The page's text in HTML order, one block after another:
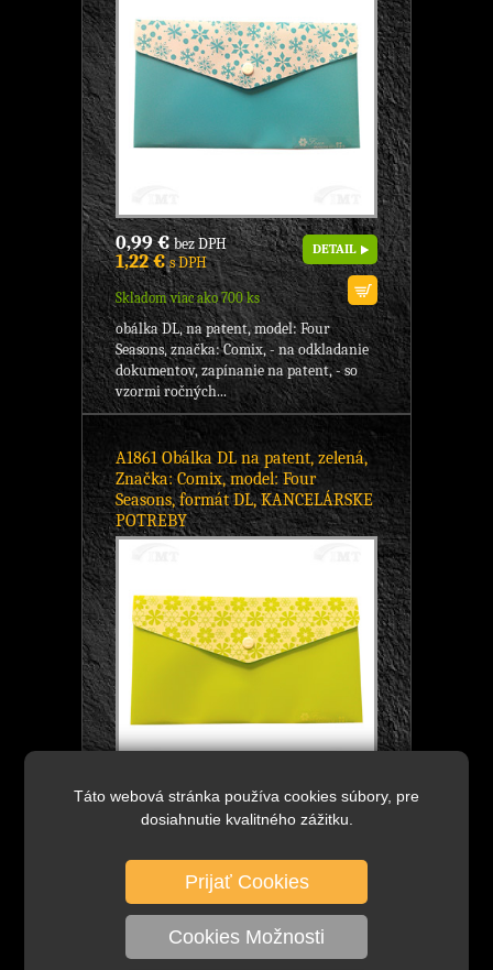
Táto webová stránka používa cookies súbory, pre
dosiahnutie kvalitného zážitku.
Prijať Cookies
Cookies Možnosti
0,99 €bez DPH
1,22 €s DPH
Skladom viac ako 700 ks
DETAIL
obálka DL, na patent, model: Four
Seasons, značka: Comix, - na odkladanie
dokumentov, zapínanie na patent, - so
vzormi ročných...
A1861 Obálka DL na patent, zelená,
Značka: Comix, model: Four
Seasons, formát DL, KANCELÁRSKE
POTREBY
0,99 € bez DPH
1,22 €s DPH
Skladom viac ako 600 ks
DETAIL
obálka DL, na patent, model: Four
Seasons, značka: Comix, - na odkladanie
dokumentov, zapínanie na patent, - so
vzormi ročných...